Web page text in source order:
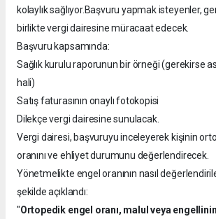
kolaylık sağlıyor.Başvuru yapmak isteyenler,
birlikte vergi dairesine müracaat edecek.
Başvuru kapsamında:
Sağlık kurulu raporunun bir örneği (gerekirse
hali)
Satış faturasının onaylı fotokopisi
Dilekçe vergi dairesine sunulacak.
Vergi dairesi, başvuruyu inceleyerek kişinin
oranını ve ehliyet durumunu değerlendirecek.
Yönetmelikte engel oranının nasıl
şekilde açıklandı:
"Ortopedik engel oranı, malul veya